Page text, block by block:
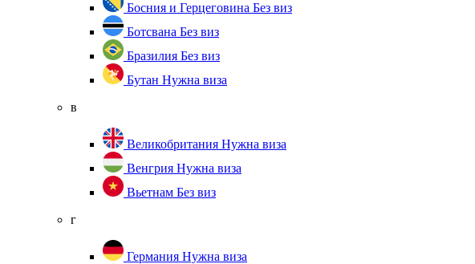
Босния и Герцеговина Без виз
Ботсвана Без виз
Бразилия Без виз
Бутан Нужна виза
в
Великобритания Нужна виза
Венгрия Нужна виза
Вьетнам Без виз
г
Германия Нужна виза